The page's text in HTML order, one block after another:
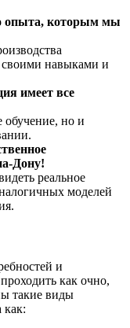
опыта, которым мы
своими навыками и
имеет все
обучение, но и
Дону!
реальное
моделей
и
как очно,
такие виды
как: